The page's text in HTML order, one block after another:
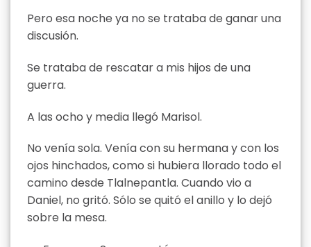
Pero esa noche ya no se trataba de ganar una
discusión.
Se trataba de rescatar a mis hijos de una
guerra.
A las ocho y media llegó Marisol.
No venía sola. Venía con su hermana y con los
ojos hinchados, como si hubiera llorado todo el
camino desde Tlalnepantla. Cuando vio a
Daniel, no gritó. Sólo se quitó el anillo y lo dejó
sobre la mesa.